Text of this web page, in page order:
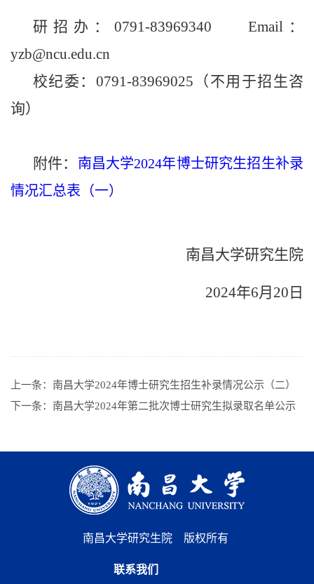
研招办： 0791-83969340 Email：
yzb@ncu.edu.cn
校纪委： 0791-83969025（不用于招生咨
询）
附件：
南昌大学2024年博士研究生招生补录
情况汇总表（一）
南昌大学研究生院
2024年6月20日
上一条： 南昌大学2024年博士研究生招生补录情况公示（二）
下一条： 南昌大学2024年第二批次博士研究生拟录取名单公示
南昌大学研究生院 版权所有
联系我们